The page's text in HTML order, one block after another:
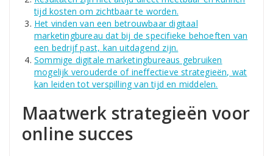
tijd kosten om zichtbaar te worden.
Het vinden van een betrouwbaar digitaal
marketingbureau dat bij de specifieke behoeften van
een bedrijf past, kan uitdagend zijn.
Sommige digitale marketingbureaus gebruiken
mogelijk verouderde of ineffectieve strategieën, wat
kan leiden tot verspilling van tijd en middelen.
Maatwerk strategieën voor
online succes